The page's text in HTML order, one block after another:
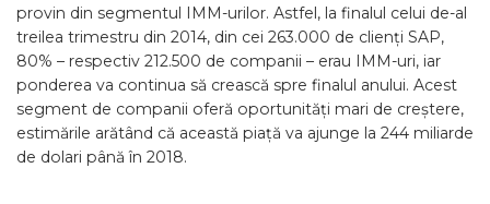
provin din segmentul IMM-urilor. Astfel, la finalul celui de-al
treilea trimestru din 2014, din cei 263.000 de clienți SAP,
80% – respectiv 212.500 de companii – erau IMM-uri, iar
ponderea va continua să crească spre finalul anului. Acest
segment de companii oferă oportunități mari de creștere,
estimările arătând că această piață va ajunge la 244 miliarde
de dolari până în 2018.